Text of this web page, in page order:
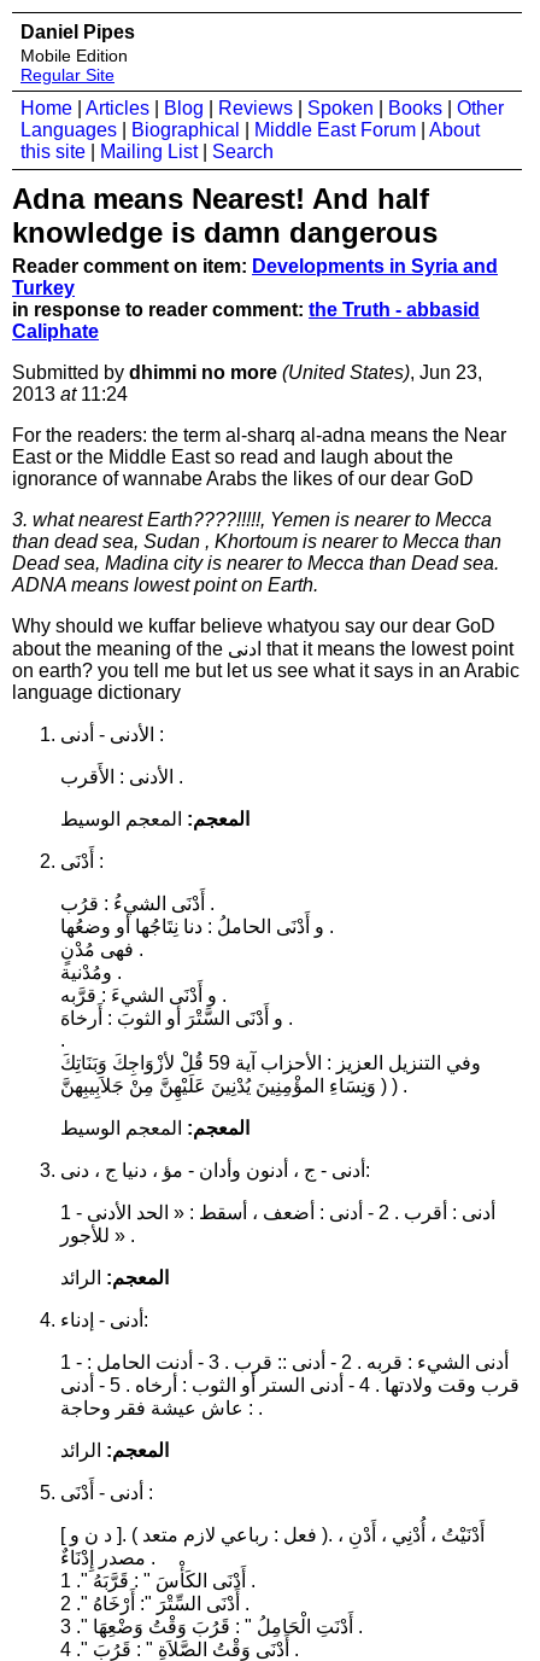
Daniel Pipes
Mobile Edition
Regular Site
Home Articles Blog Reviews Spoken Books
Other
Languages
Biographical Middle East Forum
About
this site
Mailing List| Search
Adna means Nearest! And half
knowledge is damn dangerous
Reader comment on item: Developments in Syria and
Turkey
in response to reader comment: the Truth - abbasid
Caliphate
Submitted by dhimmi no more (United States), Jun 23,
2013 at11:24
For the readers: the term al-sharq al-adna means the Near
East or the Middle East so read and laugh about the
ignorance of wannabe Arabs the likes of our dear GoD
3. what nearest Earth????!!!!!, Yemen is nearer to Mecca
than dead sea, Sudan , Khortoum is nearer to Mecca than
Dead sea, Madina city is nearer to Mecca than Dead sea.
ADNA means lowest point on Earth.
Why should we kuffar believe whatyou say our dear GoD
about the meaning of the ادنى that it means the lowest point
on earth? you tell me but let us see what it says in an Arabic
language dictionary
الأدنى - أدنى :
الأدنى : الأَقرب .
المعجم: المعجم الوسيط
أَدْنَى :
أَدْنَى الشيءُ : قرُب .
و أَدْنَى الحاملُ : دنا نِتَاجُها أو وضعُها .
فهى مُدْنٍ .
ومُدْنية .
و أَدْنَى الشيءَ : قرَّبه .
و أَدْنَى السَّتْرَ أو الثوبَ : أَرخاهَ .
.
وفي التنزيل العزيز : الأحزاب آية 59 قُلْ لأزْوَاجِكَ وَبَنَاتِكَ
وَنِسَاءِ المؤْمِنِينَ يُدْنِينَ عَلَيْهِنَّ مِنْ جَلاَبِيبِهنَّ ) ) .
المعجم: المعجم الوسيط
أدنى - ج ، أدنون وأدان - مؤ ، دنيا ج ، دنى:
1 - أدنى : أقرب . 2 - أدنى : أضعف ، أسقط : « الحد الأدنى
للأجور » .
المعجم: الرائد
أدنى - إدناء:
1 - أدنى الشيء : قربه . 2 - أدنى :: قرب . 3 - أدنت الحامل :
قرب وقت ولادتها . 4 - أدنى الستر أو الثوب : أرخاه . 5 - أدنى
: عاش عيشة فقر وحاجة .
المعجم: الرائد
أدنى - أَدْنَى :
[ د ن و ]. ( فعل : رباعي لازم متعد ). أَدْنَيْتُ ، أُدْنِي ، أَدْنِ ،
مصدر إِدْنَاءٌ .
1 ." أَدْنَى الكَأْسَ " : قَرَّبَهُ .
2 ." أَدْنَى السِّتْرَ ": أَرْخَاهُ .
3 ." أَدْنَتِ الْحَامِلُ " : قَرُبَ وَقْتُ وَضْعِهَا .
4 ." أَدْنَى وَقْتُ الصَّلاَةِ " : قَرُبَ .